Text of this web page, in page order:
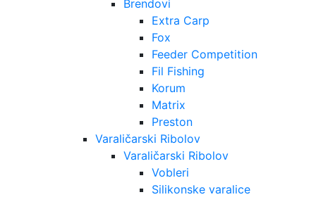
Brendovi
Extra Carp
Fox
Feeder Competition
Fil Fishing
Korum
Matrix
Preston
Varaličarski Ribolov
Varaličarski Ribolov
Vobleri
Silikonske varalice